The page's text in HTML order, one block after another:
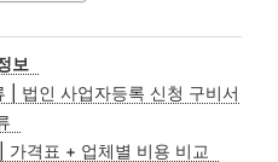
보
| 법인 사업자등록 신청 구비서
가격표 + 업체별 비용 비교